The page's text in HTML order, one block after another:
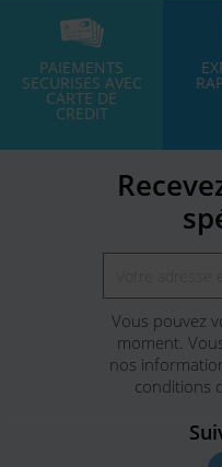
PAIEMENTS
SECURISES AVEC
CARTE DE
CREDIT
Vous pouvez
moment.
nos
conditions